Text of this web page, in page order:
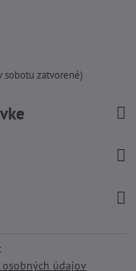
sobotu zatvorené)
osobných údajov